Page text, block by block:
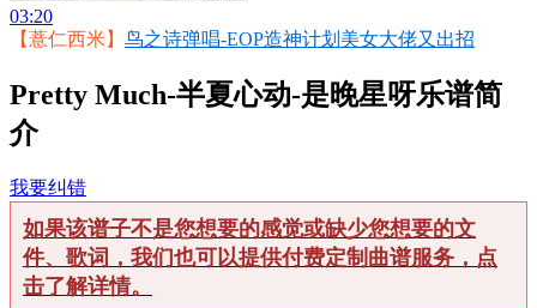
03:20
【薏仁西米】 鸟之诗弹唱-EOP造神计划美女大佬又出招
Pretty Much-半夏心动-是晚星呀乐谱简
介
我要纠错
如果该谱子不是您想要的感觉或缺少您想要的文
件、歌词，我们也可以提供付费定制曲谱服务，点
击了解详情。